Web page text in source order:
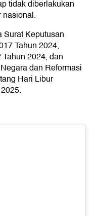
tidak diberlakukan
nasional.
Keputusan
Tahun 2024,
2024, dan
dan Reformasi
Hari Libur